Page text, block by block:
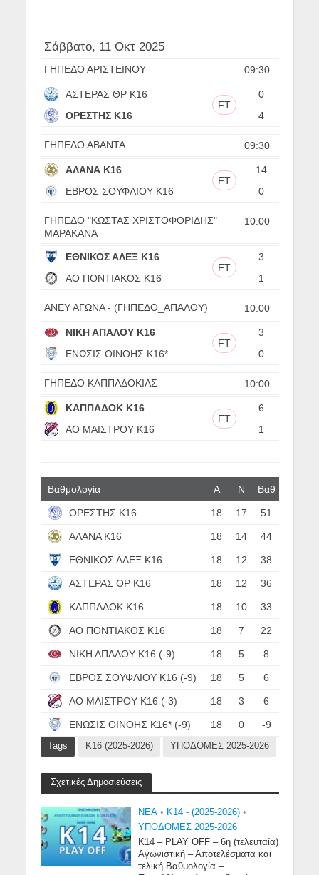
Σάββατο, 11 Οκτ 2025
09:30
ΓΗΠΕΔΟ ΑΡΙΣΤΕΙΝΟΥ
ΑΣΤΕΡΑΣ ΘΡ Κ16
0
FT
ΟΡΕΣΤΗΣ Κ16
4
09:30
ΓΗΠΕΔΟ ΑΒΑΝΤΑ
ΑΛΑΝΑ Κ16
14
FT
ΕΒΡΟΣ ΣΟΥΦΛΙΟΥ Κ16
0
10:00
ΓΗΠΕΔΟ "ΚΩΣΤΑΣ ΧΡΙΣΤΟΦΟΡΙΔΗΣ"
ΜΑΡΑΚΑΝΑ
ΕΘΝΙΚΟΣ ΑΛΕΞ Κ16
3
FT
ΑΟ ΠΟΝΤΙΑΚΟΣ Κ16
1
10:00
ΑΝΕΥ ΑΓΩΝΑ - (ΓΗΠΕΔΟ_ΑΠΑΛΟΥ)
ΝΙΚΗ ΑΠΑΛΟΥ Κ16
3
FT
ΕΝΩΣΙΣ ΟΙΝΟΗΣ Κ16*
0
10:00
ΓΗΠΕΔΟ ΚΑΠΠΑΔΟΚΙΑΣ
ΚΑΠΠΑΔΟΚ Κ16
6
FT
ΑΟ ΜΑΙΣΤΡΟΥ Κ16
1
Βαθμολογία Α N Βαθ
ΟΡΕΣΤΗΣ Κ16 18 17 51
ΑΛΑΝΑ Κ16 18 14 44
ΕΘΝΙΚΟΣ ΑΛΕΞ Κ16 18 12 38
ΑΣΤΕΡΑΣ ΘΡ Κ16 18 12 36
ΚΑΠΠΑΔΟΚ Κ16 18 10 33
ΑΟ ΠΟΝΤΙΑΚΟΣ Κ16 18 7 22
ΝΙΚΗ ΑΠΑΛΟΥ Κ16 (-9) 18 5 8
ΕΒΡΟΣ ΣΟΥΦΛΙΟΥ Κ16 (-9) 18 5 6
ΑΟ ΜΑΙΣΤΡΟΥ Κ16 (-3) 18 3 6
ΕΝΩΣΙΣ ΟΙΝΟΗΣ Κ16* (-9) 18 0 -9
Tags Κ16 (2025-2026) ΥΠΟΔΟΜΕΣ 2025-2026
Σχετικές Δημοσιεύσεις
NEA • Κ14 - (2025-2026) •
ΥΠΟΔΟΜΕΣ 2025-2026
Κ14 – PLAY OFF – 6η (τελευταία)
Αγωνιστική – Αποτελέσματα και
τελική Βαθμολογία –